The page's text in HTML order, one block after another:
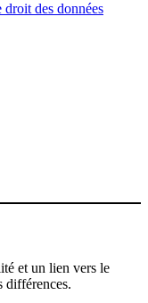
des données
et un lien vers le
différences.